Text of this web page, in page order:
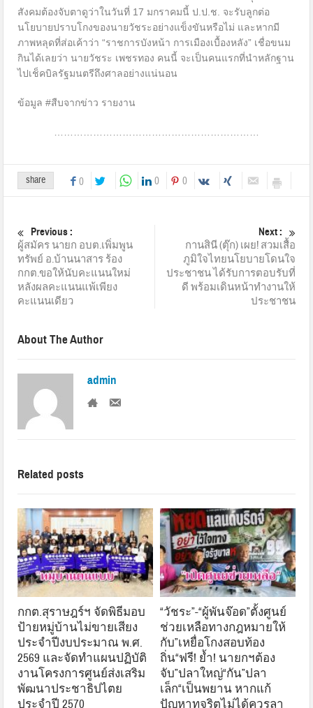
สังคมต้องจับตาดูว่าในวันที่ 17 มกราคมนี้ ป.ป.ช. จะรับลูกต่อ
นโยบายปราบโกงของนายวัชระอย่างแข็งขันหรือไม่ และหากมี
ภาพหลุดที่ส่อเค้าว่า “ราชการบังหน้า การเมืองเบื้องหลัง” เชื่อขนม
กินได้เลยว่า นายวัชระ เพชรทอง คนนี้ จะเป็นคนแรกที่นำหลักฐาน
ไปเช็คบิลรัฐมนตรีถึงศาลอย่างแน่นอน
ข้อมูล #สืบจากข่าว รายงาน
share 0 0 0
Previous :
ผู้สมัคร นายก อบต.เพิ่มพูน
ทรัพย์ อ.บ้านนาสาร ร้อง
กกต.ขอให้นับคะแนนใหม่
หลังผลคะแนนแพ้เพียง
คะแนนเดียว
Next :
กานสินี (ตุ๊ก) เผย! สวมเสื้อ
ภูมิใจไทยนโยบายโดนใจ
ประชาชน ได้รับการตอบรับที่
ดี พร้อมเดินหน้าทำงานให้
ประชาชน
About The Author
admin
Related posts
กกต.สุราษฎร์ฯ จัดพิธีมอบ
ป้ายหมู่บ้านไม่ขายเสียง
ประจำปีงบประมาณ พ.ศ.
2569 และจัดทำแผนปฏิบัติ
งานโครงการศูนย์ส่งเสริม
พัฒนาประชาธิปไตย
ประจำปี 2570
“วัชระ”-“ผู้พันจ๊อด”ตั้งศูนย์
ช่วยเหลือทางกฎหมายให้
กับ”เหยื่อโกงสอบท้อง
ถิ่น“ฟรี! ย้ำ! นายกฯต้อง
จับ”ปลาใหญ่“กัน”ปลา
เล็ก“เป็นพยาน หากแก้
ปัญหาทุจริตไม่ได้ควรลา